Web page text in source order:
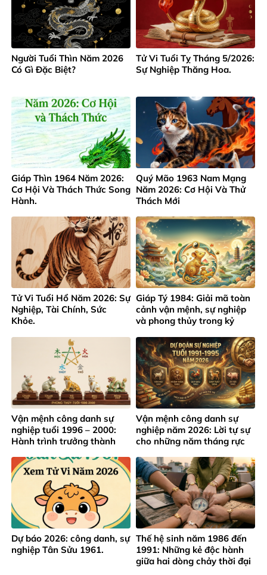
Người Tuổi Thìn Năm 2026
Có Gì Đặc Biệt?
Tử Vi Tuổi Tỵ Tháng 5/2026:
Sự Nghiệp Thăng Hoa.
Giáp Thìn 1964 Năm 2026:
Cơ Hội Và Thách Thức Song
Hành.
Quý Mão 1963 Nam Mạng
Năm 2026: Cơ Hội Và Thử
Thách Mới
Tử Vi Tuổi Hổ Năm 2026: Sự
Nghiệp, Tài Chính, Sức
Khỏe.
Giáp Tý 1984: Giải mã toàn
cảnh vận mệnh, sự nghiệp
và phong thủy trong kỷ
Vận mệnh công danh sự
nghiệp tuổi 1996 – 2000:
Hành trình trưởng thành
Vận mệnh công danh sự
nghiệp năm 2026: Lời tự sự
cho những năm tháng rực
Dự báo 2026: công danh, sự
nghiệp Tân Sửu 1961.
Thế hệ sinh năm 1986 đến
1991: Những kẻ độc hành
giữa hai dòng chảy thời đại